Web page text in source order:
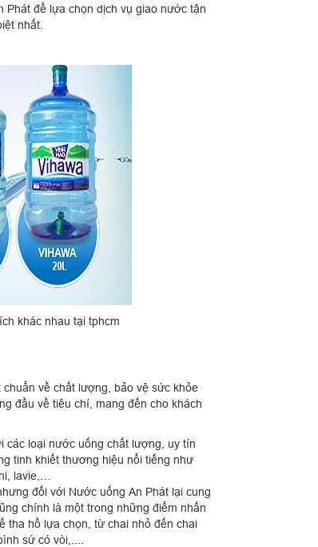
Phát để lựa chọn dịch vụ giao nước tận
nhất.
khác nhau tại tphcm
về chất lượng, bảo vệ sức khỏe
đầu về tiêu chí, mang đến cho khách
các loại nước uống chất lượng, uy tín
tinh khiết thương hiệu nổi tiếng như
lavie,…
đối với Nước uống An Phát lại cung
chính là một trong những điểm nhấn
tha hồ lựa chọn, từ chai nhỏ đến chai
sứ có vòi,....